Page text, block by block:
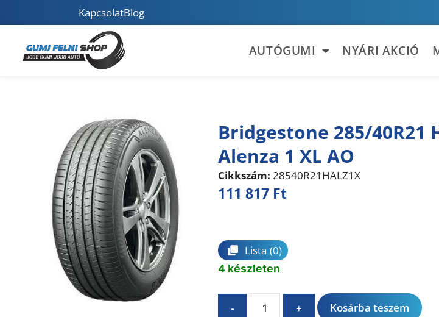
KapcsolatBlog
AUTÓGUMI NYÁRI AKCIÓ
Bridgestone 285/40R21
Alenza 1 XL AO
Cikkszám: 28540R21HALZ1X
111 817 Ft
Lista (0)
4 készleten
- + Kosárba teszem